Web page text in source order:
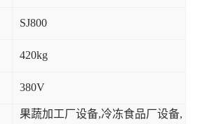
SJ800
420kg
380V
果蔬加工厂设备,冷冻食品厂设备,